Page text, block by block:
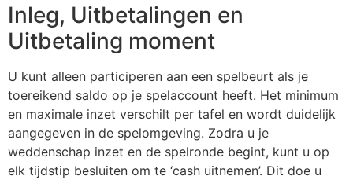
Inleg, Uitbetalingen en
Uitbetaling moment
U kunt alleen participeren aan een spelbeurt als je
toereikend saldo op je spelaccount heeft. Het minimum
en maximale inzet verschilt per tafel en wordt duidelijk
aangegeven in de spelomgeving. Zodra u je
weddenschap inzet en de spelronde begint, kunt u op
elk tijdstip besluiten om te ‘cash uitnemen’. Dit doe u